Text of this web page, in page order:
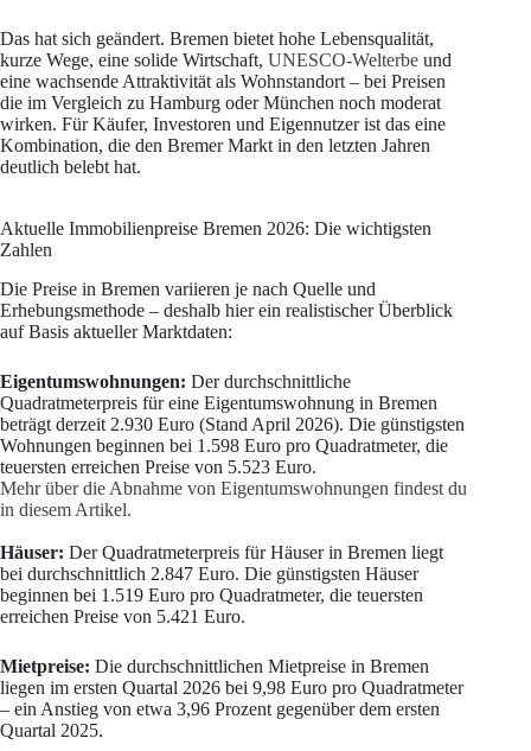
Das hat sich geändert. Bremen bietet hohe Lebensqualität,
kurze Wege, eine solide Wirtschaft, UNESCO-Welterbe und
eine wachsende Attraktivität als Wohnstandort – bei Preisen
die im Vergleich zu Hamburg oder München noch moderat
wirken. Für Käufer, Investoren und Eigennutzer ist das eine
Kombination, die den Bremer Markt in den letzten Jahren
deutlich belebt hat.
Aktuelle Immobilienpreise Bremen 2026: Die wichtigsten
Zahlen
Die Preise in Bremen variieren je nach Quelle und
Erhebungsmethode – deshalb hier ein realistischer Überblick
auf Basis aktueller Marktdaten:
Eigentumswohnungen: Der durchschnittliche
Quadratmeterpreis für eine Eigentumswohnung in Bremen
beträgt derzeit 2.930 Euro (Stand April 2026). Die günstigsten
Wohnungen beginnen bei 1.598 Euro pro Quadratmeter, die
teuersten erreichen Preise von 5.523 Euro.
Mehr über die Abnahme von Eigentumswohnungen findest du
in diesem Artikel.
Häuser: Der Quadratmeterpreis für Häuser in Bremen liegt
bei durchschnittlich 2.847 Euro. Die günstigsten Häuser
beginnen bei 1.519 Euro pro Quadratmeter, die teuersten
erreichen Preise von 5.421 Euro.
Mietpreise: Die durchschnittlichen Mietpreise in Bremen
liegen im ersten Quartal 2026 bei 9,98 Euro pro Quadratmeter
– ein Anstieg von etwa 3,96 Prozent gegenüber dem ersten
Quartal 2025.